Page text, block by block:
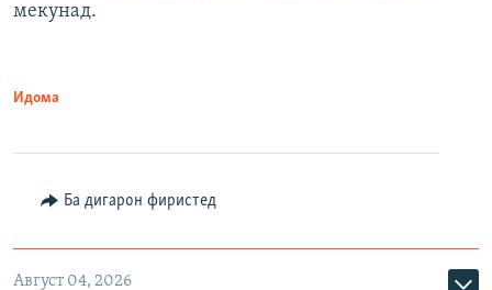
мекунад.
Идома
Ба дигарон фиристед
Август 04, 2026